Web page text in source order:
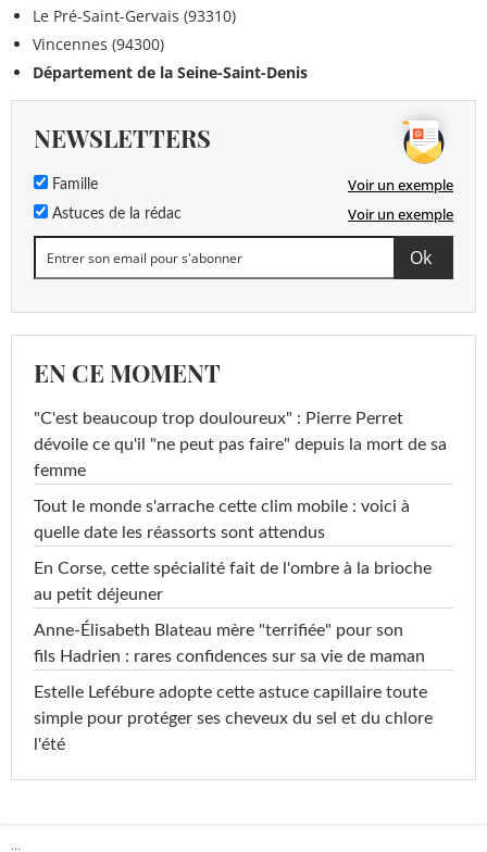
Le Pré-Saint-Gervais (93310)
Vincennes (94300)
Département de la Seine-Saint-Denis
NEWSLETTERS
Famille Voir un exemple
Astuces de la rédac Voir un exemple
EN CE MOMENT
"C'est beaucoup trop douloureux" : Pierre Perret
dévoile ce qu'il "ne peut pas faire" depuis la mort de sa
femme
Tout le monde s'arrache cette clim mobile : voici à
quelle date les réassorts sont attendus
En Corse, cette spécialité fait de l'ombre à la brioche
au petit déjeuner
Anne-Élisabeth Blateau mère "terrifiée" pour son
fils Hadrien : rares confidences sur sa vie de maman
Estelle Lefébure adopte cette astuce capillaire toute
simple pour protéger ses cheveux du sel et du chlore
l'été
...